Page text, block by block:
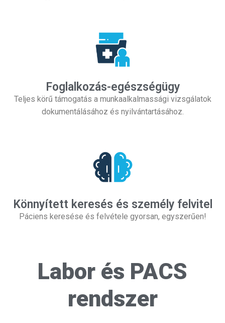
Foglalkozás-egészségügy
Teljes körű támogatás a munkaalkalmassági vizsgálatok
dokumentálásához és nyilvántartásához.
Könnyített keresés és személy felvitel
Páciens keresése és felvétele gyorsan, egyszerűen!
Labor és PACS
rendszer